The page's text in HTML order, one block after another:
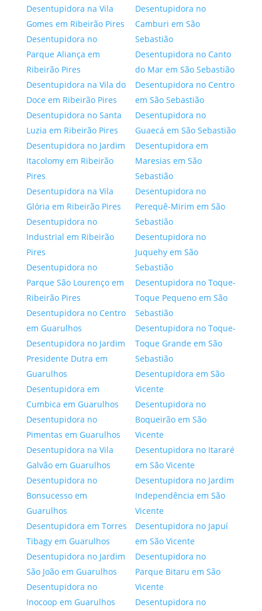
Desentupidora na Vila
Gomes em Ribeirão Pires
Desentupidora no
Parque Aliança em
Ribeirão Pires
Desentupidora na Vila do
Doce em Ribeirão Pires
Desentupidora no Santa
Luzia em Ribeirão Pires
Desentupidora no Jardim
Itacolomy em Ribeirão
Pires
Desentupidora na Vila
Glória em Ribeirão Pires
Desentupidora no
Industrial em Ribeirão
Pires
Desentupidora no
Parque São Lourenço em
Ribeirão Pires
Desentupidora no Centro
em Guarulhos
Desentupidora no Jardim
Presidente Dutra em
Guarulhos
Desentupidora em
Cumbica em Guarulhos
Desentupidora no
Pimentas em Guarulhos
Desentupidora na Vila
Galvão em Guarulhos
Desentupidora no
Bonsucesso em
Guarulhos
Desentupidora em Torres
Tibagy em Guarulhos
Desentupidora no Jardim
São João em Guarulhos
Desentupidora no
Inocoop em Guarulhos
Desentupidora no
Camburi em São
Sebastião
Desentupidora no Canto
do Mar em São Sebastião
Desentupidora no Centro
em São Sebastião
Desentupidora no
Guaecá em São Sebastião
Desentupidora em
Maresias em São
Sebastião
Desentupidora no
Perequê-Mirim em São
Sebastião
Desentupidora no
Juquehy em São
Sebastião
Desentupidora no Toque-
Toque Pequeno em São
Sebastião
Desentupidora no Toque-
Toque Grande em São
Sebastião
Desentupidora em São
Vicente
Desentupidora no
Boqueirão em São
Vicente
Desentupidora no Itararé
em São Vicente
Desentupidora no Jardim
Independência em São
Vicente
Desentupidora no Japuí
em São Vicente
Desentupidora no
Parque Bitaru em São
Vicente
Desentupidora no